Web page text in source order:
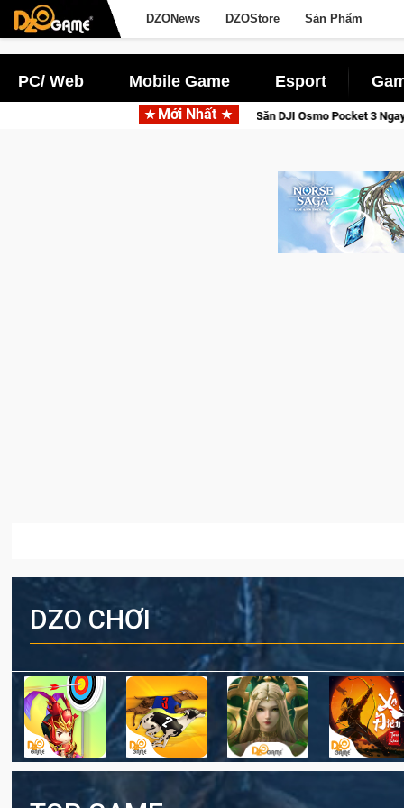
DZONews DZOStore Sản Phẩm
PC/ Web Mobile Game Esport
Mới Nhất
Cửu Giới Thức Tỉnh, Săn DJI Osmo Pocket 3 Ngay Hôm Nay
DZO CHƠI